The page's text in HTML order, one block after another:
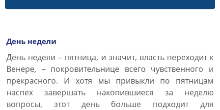
День недели
День недели – пятница, и значит, власть переходит к
Венере, – покровительнице всего чувственного и
прекрасного. И хотя мы привыкли по пятницам
наспех завершать накопившиеся за неделю
вопросы, этот день больше подходит для